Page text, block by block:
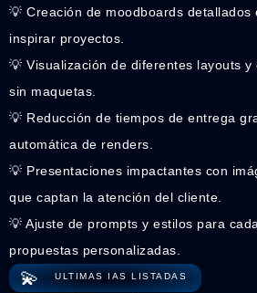
💡 Creación de moodboards detallados
inspirar proyectos.
💡 Visualización de diferentes layouts y
sin maquetas.
💡 Reducción de tiempos de entrega
automática de renders.
💡 Presentaciones impactantes con
que captan la atención del cliente.
💡 Ajuste de prompts y estilos para
propuestas personalizadas.
💫 ULTIMAS IAS LISTADAS